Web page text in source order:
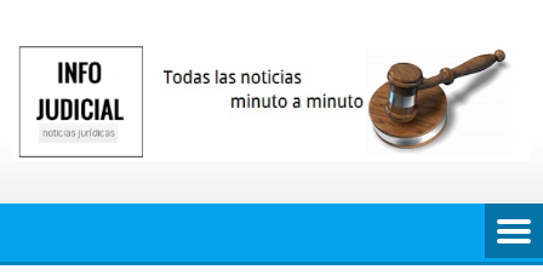
contenido